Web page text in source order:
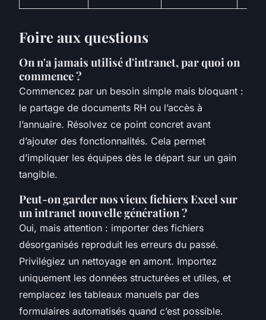
Foire aux questions
On n'a jamais utilisé d'intranet, par quoi on
commence ?
Commencez par un besoin simple mais bloquant :
le partage de documents RH ou l’accès à
l’annuaire. Résolvez ce point concret avant
d’ajouter des fonctionnalités. Cela permet
d’impliquer les équipes dès le départ sur un gain
tangible.
Peut-on garder nos vieux fichiers Excel sur
un intranet nouvelle génération ?
Oui, mais attention : importer des fichiers
désorganisés reproduit les erreurs du passé.
Privilégiez un nettoyage en amont. Importez
uniquement les données structurées et utiles, et
remplacez les tableaux manuels par des
formulaires automatisés quand c’est possible.